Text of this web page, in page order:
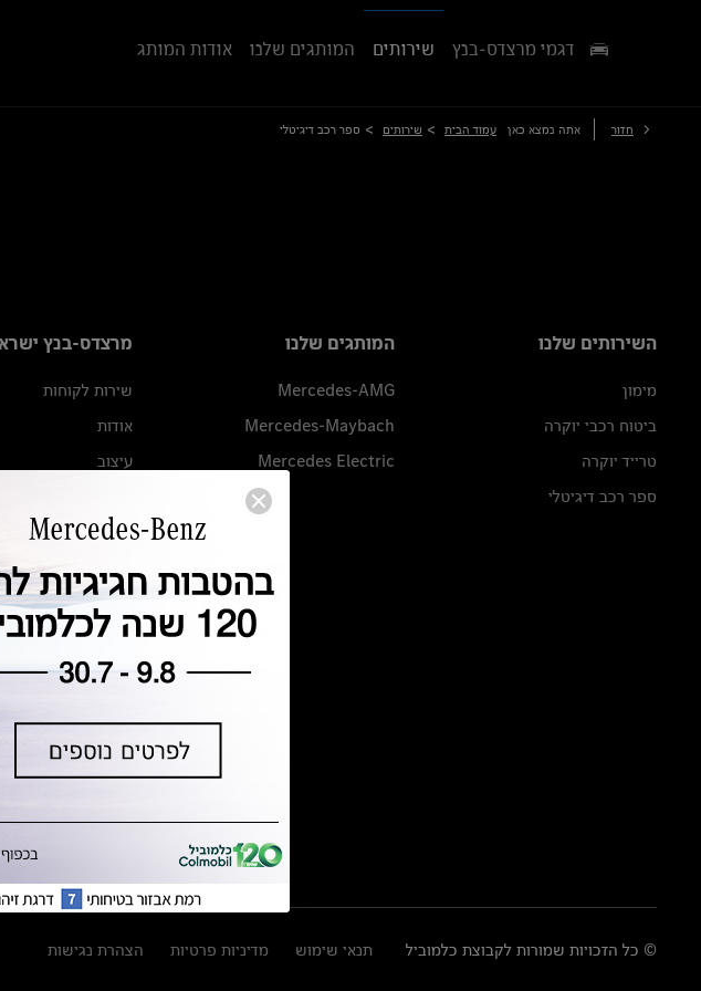
דגמי מרצדס-בנץ שירותים המותגים שלנו אודות המותג
חזור אתה נמצא כאן עמוד הבית > שירותים > ספר רכב דיגיטלי
השירותים שלנו
מימון
ביטוח רכבי יוקרה
טרייד יוקרה
ספר רכב דיגיטלי
המותגים שלנו
Mercedes-AMG
Mercedes-Maybach
Mercedes Electric
מרצדס-בנץ
שירות לקוחות
אודות
עיצוב
מגזין מרצדס-בנץ
ספרי רכב מרצדס-
נתוני זיהום אוויר
נתוני תווית צמיגים
מחירון חלפים
הודעה על הטבות
© כל הזכויות שמורות לקבוצת כלמוביל תנאי שימוש מדיניות פרטיות הצהרת נגישות